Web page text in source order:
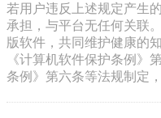
若用户违反上述规定产生
承担，与平台无任何关联
版软件，共同维护健康的
《计算机软件保护条例》
条例》第六条等法规制定